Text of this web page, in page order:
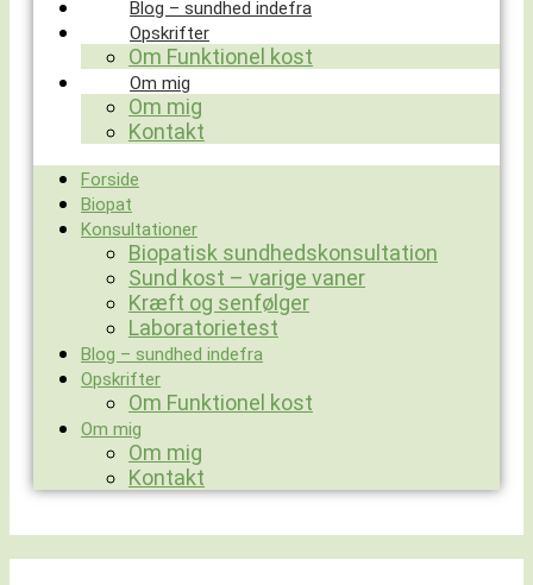
Blog – sundhed indefra
Opskrifter
Om Funktionel kost
Om mig
Om mig
Kontakt
Forside
Biopat
Konsultationer
Biopatisk sundhedskonsultation
Sund kost – varige vaner
Kræft og senfølger
Laboratorietest
Blog – sundhed indefra
Opskrifter
Om Funktionel kost
Om mig
Om mig
Kontakt